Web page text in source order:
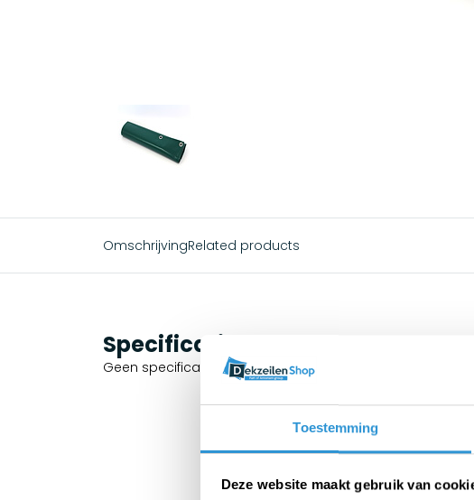
Toestemming
Deze website maakt gebruik van
OmschrijvingRelated products
Specificaties
Geen specificaties beschikbaar.